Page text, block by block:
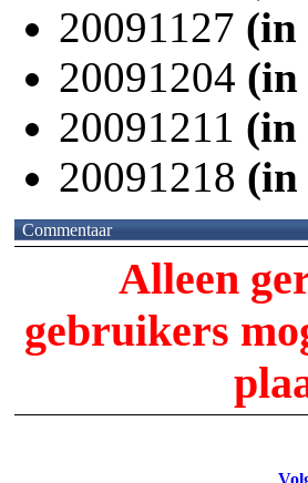
20091127 (in
20091204 (in
20091211 (in
20091218 (in
Commentaar
Alleen
gebruikers